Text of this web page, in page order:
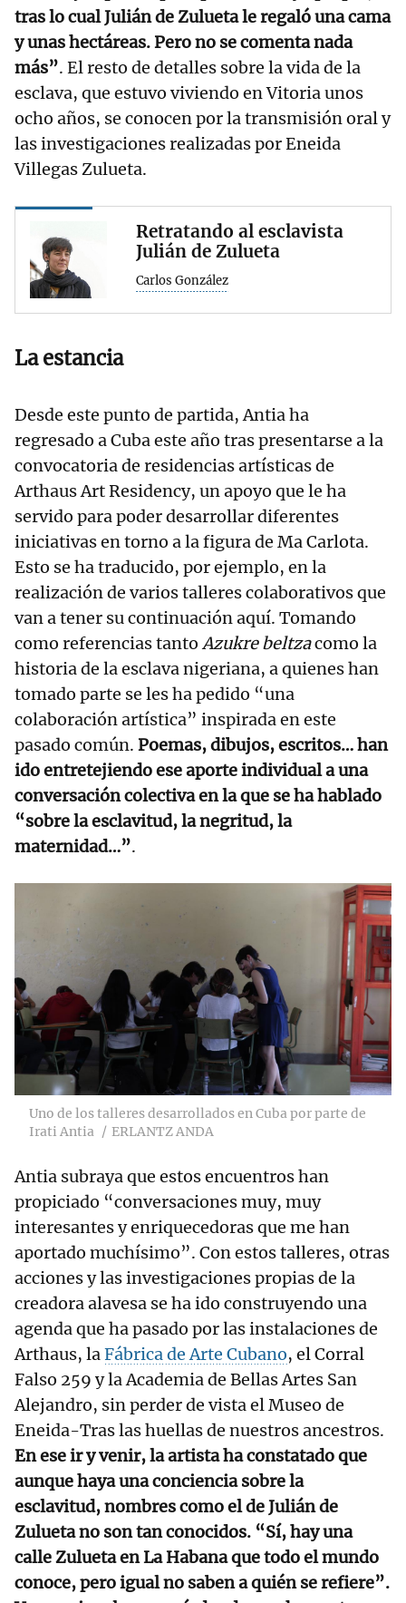
tras lo cual Julián de Zulueta le regaló una cama
y unas hectáreas. Pero no se comenta nada
más”. El resto de detalles sobre la vida de la
esclava, que estuvo viviendo en Vitoria unos
ocho años, se conocen por la transmisión oral y
las investigaciones realizadas por Eneida
Villegas Zulueta.
Retratando al esclavista
Julián de Zulueta
Carlos González
La estancia
Desde este punto de partida, Antia ha
regresado a Cuba este año tras presentarse a la
convocatoria de residencias artísticas de
Arthaus Art Residency, un apoyo que le ha
servido para poder desarrollar diferentes
iniciativas en torno a la figura de Ma Carlota.
Esto se ha traducido, por ejemplo, en la
realización de varios talleres colaborativos que
van a tener su continuación aquí. Tomando
como referencias tantoAzukre beltzacomo la
historia de la esclava nigeriana, a quienes han
tomado parte se les ha pedido “una
colaboración artística” inspirada en este
pasado común. Poemas, dibujos, escritos… han
ido entretejiendo ese aporte individual a una
conversación colectiva en la que se ha hablado
“sobre la esclavitud, la negritud, la
maternidad…”.
Uno de los talleres desarrollados en Cuba por parte de
Irati Antia
ERLANTZ ANDA
Antia subraya que estos encuentros han
propiciado “conversaciones muy, muy
interesantes y enriquecedoras que me han
aportado muchísimo”. Con estos talleres, otras
acciones y las investigaciones propias de la
creadora alavesa se ha ido construyendo una
agenda que ha pasado por las instalaciones de
Arthaus, laFábrica de Arte Cubano, el Corral
Falso 259 y la Academia de Bellas Artes San
Alejandro, sin perder de vista el Museo de
Eneida-Tras las huellas de nuestros ancestros.
En ese ir y venir, la artista ha constatado que
aunque haya una conciencia sobre la
esclavitud, nombres como el de Julián de
Zulueta no son tan conocidos. “Sí, hay una
calle Zulueta en La Habana que todo el mundo
conoce, pero igual no saben a quién se refiere”.